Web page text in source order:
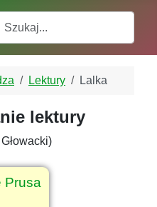
Lektury Lalka
lektury
Prusa